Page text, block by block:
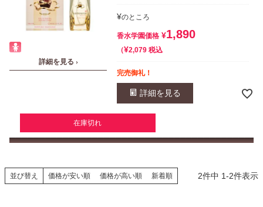
詳細を見る ›
¥のところ
香水学園価格 ¥1,890
¥2,079 税込
完売御礼！
詳細を見る
在庫切れ
並び替え 価格が安い順 価格が高い順 新着順 2件中 1-2件表示